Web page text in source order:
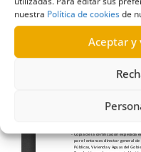
nuestra Política de cookiesde
Aceptar y